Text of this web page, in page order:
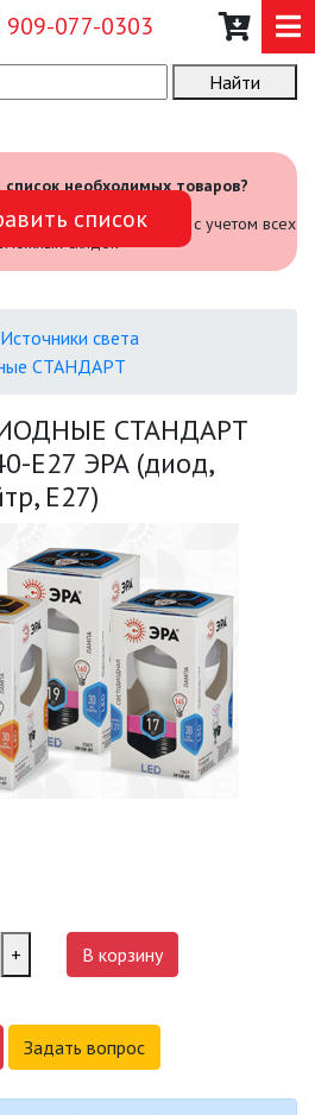
909-077-0303
О КОМПАНИИ
САДОВЫЙ ИНВЕНТАРЬ И
ИНСТРУМЕНТЫ
ОФИСНЫЕ ПОДВЕСНЫЕ
СВЕТИЛЬНИКИ «GEOMETRIA»
ПРОЖЕКТОРЫ
САДОВО-ПАРКОВЫЕ
СВЕТИЛЬНИКИ
САДОВЫЕ СВЕТИЛЬНИКИ
САДОВЫЕ ФАСАДНЫЕ
СВЕТИЛЬНИКИ
СВЕТИЛЬНИКИ ДЛЯ РОСТА
РАСТЕНИЙ (ФИТОСВЕТИЛЬНИКИ)
ДАТЧИКИ ДВИЖЕНИЯ И
ДЕКОРАТИВНАЯ ПОДСВЕТКА
Найти
список необходимых товаров?
мы посчитаем стоимость с учетом всех
скидок
список
Источники света
СТАНДАРТ
СТАНДАРТ
E27 ЭРА (диод,
E27)
+
В корзину
Задать вопрос